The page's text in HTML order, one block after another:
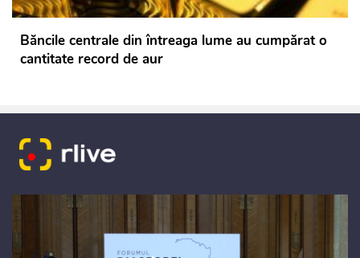
Băncile centrale din întreaga lume au cumpărat o
cantitate record de aur